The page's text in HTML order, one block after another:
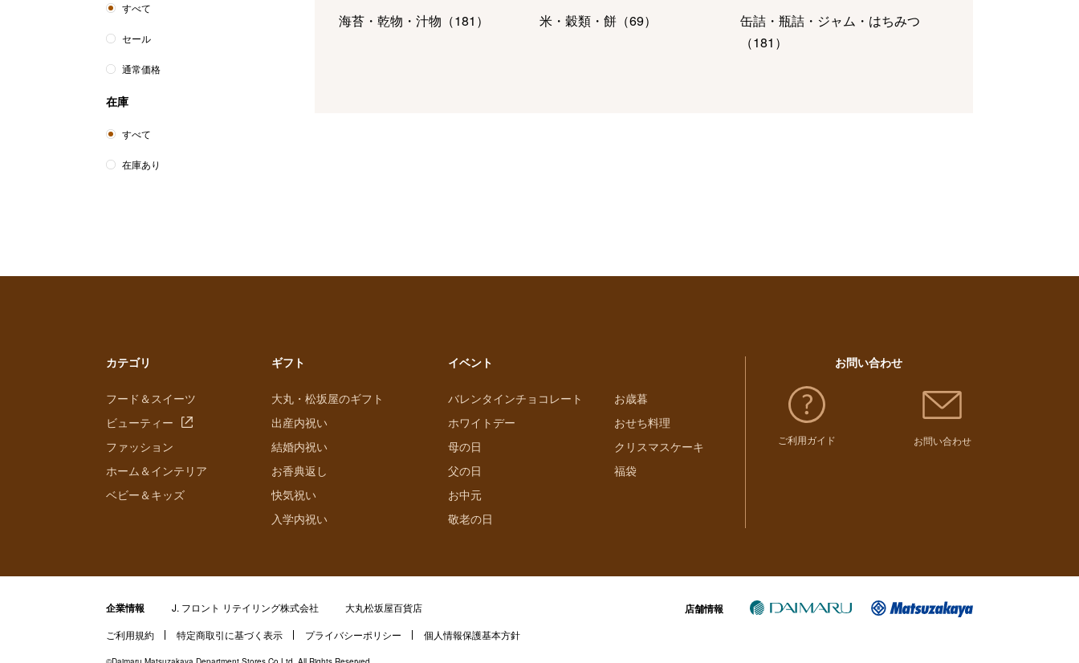
海苔・乾物・汁物 （181 ） 米・穀類・餅（69）
缶詰・瓶詰・ジャム・はちみつ
（181 ）
62） その他フード・スイーツ （32
すべて
セール
通常価格
在庫
すべて
在庫あり
カテゴリ
フード＆スイーツ
ビューティー
ファッション
ホーム＆インテリア
ベビー＆キッズ
ギフト
大丸・松坂屋のギフト
出産内祝い
結婚内祝い
お香典返し
快気祝い
入学内祝い
イベント
バレンタインチョコレート
ホワイトデー
母の日
父の日
お中元
敬老の日
お歳暮
おせち料理
クリスマスケーキ
福袋
お問い合わせ
ご利用ガイド お問い合わせ
企業情報 J. フロント リテイリング株式会社 大丸松坂屋百貨店 店舗情報
ご利用規約 特定商取引に基づく表示 プライバシーポリシー 個人情報保護基本方針